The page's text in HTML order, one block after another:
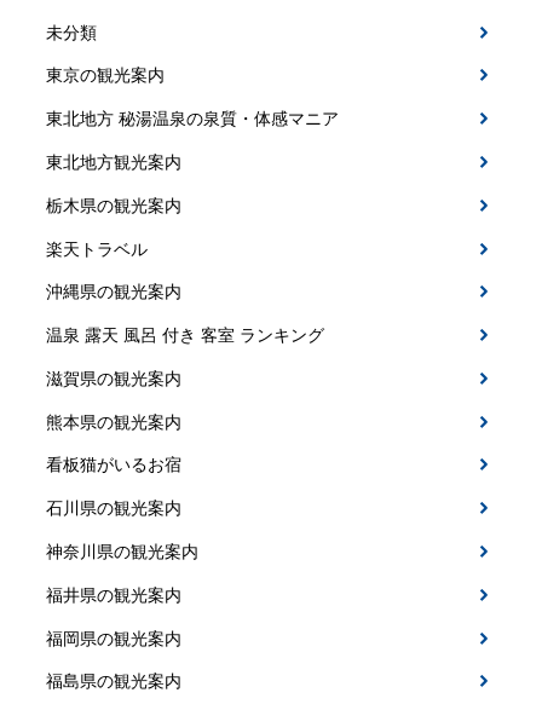
未分類
東京の観光案内
東北地方 秘湯温泉の泉質・体感マニア
東北地方観光案内
栃木県の観光案内
楽天トラベル
沖縄県の観光案内
温泉 露天 風呂 付き 客室 ランキング
滋賀県の観光案内
熊本県の観光案内
看板猫がいるお宿
石川県の観光案内
神奈川県の観光案内
福井県の観光案内
福岡県の観光案内
福島県の観光案内